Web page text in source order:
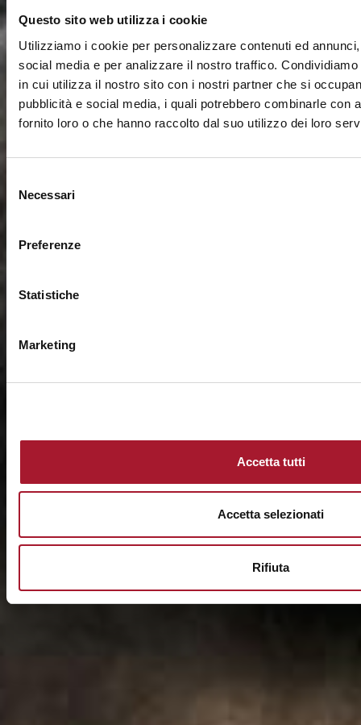
Questo sito web utilizza i cookie
Utilizziamo i cookie per personalizzare contenuti ed
social media e per analizzare il nostro traffico.
in cui utilizza il nostro sito con i nostri partner che si
pubblicità e social media, i quali potrebbero combinarle con
fornito loro o che hanno raccolto dal suo utilizzo dei loro
delNecessari
Preferenze
Statistiche
Marketing
Accetta tutti
Accetta selezionati
Rifiuta